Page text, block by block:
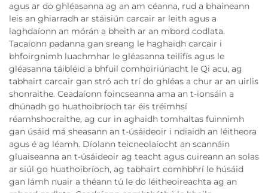
agus ar do ghléasanna ag an am céanna, rud a bhaineann
leis an ghiarradh ar stáisiún carcair ar leith agus a
laghdaíonn an mórán a bheith ar an mbord codlata.
Tacaíonn padanna gan sreang le haghaidh carcair i
bhfoirgnimh luachmhar le gléasanna teilifís agus le
gléasanna táibléid a bhfuil comhoiriúnacht le Qi acu, ag
tabhairt carcair gan stró ach trí do ghléas a chur ar an uirlis
shonraithe. Ceadaíonn foincseanna ama an t-ionsáin a
dhúnadh go huathoibríoch tar éis tréimhsí
réamhshocraithe, ag cur in aghaidh tomhaltas fuinnimh
gan úsáid má sheasann an t-úsáideoir i ndiaidh an léitheora
agus é ag léamh. Díolann teicneolaíocht an scannáin
gluaiseanna an t-úsáideoir ag teacht agus cuireann an solas
ar siúl go huathoibríoch, ag tabhairt comhbhrí le húsáid
gan lámh nuair a théann tú le do léitheoireachta ag an